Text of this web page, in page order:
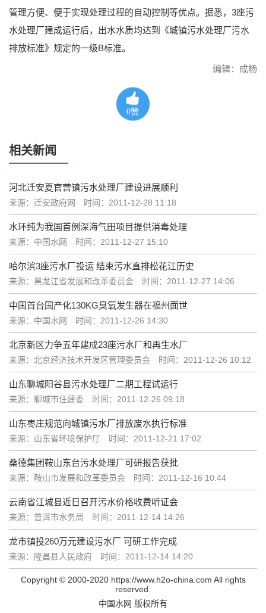
管理方便、便于实现处理过程的自动控制等优点。据悉，3座污
水处理厂建成运行后，出水水质均达到《城镇污水处理厂污水
排放标准》规定的一级B标准。
编辑：成杨
0赞
相关新闻
河北迁安夏官营镇污水处理厂建设进展顺利
来源：迁安政府网 时间：2011-12-28 11:18
水环纯为我国首例深海气田项目提供消毒处理
来源：中国水网 时间：2011-12-27 15:10
哈尔滨3座污水厂投运 结束污水直排松花江历史
来源：黑龙江省发展和改革委员会 时间：2011-12-27 14:06
中国首台国产化130KG臭氧发生器在福州面世
来源：中国水网 时间：2011-12-26 14:30
北京新区力争五年建成23座污水厂和再生水厂
来源：北京经济技术开发区管理委员会 时间：2011-12-26 10:12
山东聊城阳谷县污水处理厂二期工程试运行
来源：聊城市住建委 时间：2011-12-26 09:18
山东枣庄规范向城镇污水厂排放废水执行标准
来源：山东省环境保护厅 时间：2011-12-21 17:02
桑德集团鞍山东台污水处理厂可研报告获批
来源：鞍山市发展和改革委员会 时间：2011-12-16 10:44
云南省江城县近日召开污水价格收费听证会
来源：普洱市水务局 时间：2011-12-14 14:26
龙市镇投260万元建设污水厂 可研工作完成
来源：隆昌县人民政府 时间：2011-12-14 14:20
Copyright © 2000-2020 https://www.h2o-china.com All rights
reserved.
中国水网 版权所有